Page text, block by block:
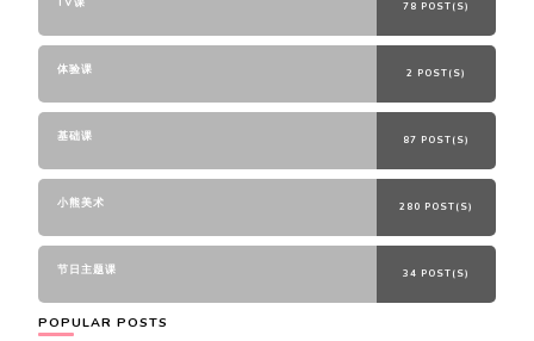
78 POST(S)
体验课 2 POST(S)
基础课 87 POST(S)
小熊美术 280 POST(S)
节日主题课 34 POST(S)
POPULAR POSTS